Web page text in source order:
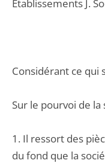
Établissements J.
Considérant ce qui
Sur le pourvoi de la
1. Il ressort des
du fond que la